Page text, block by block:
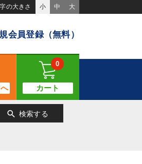
の大きさ 小 中 大
会員登録（無料）
カート
0
search 検索する